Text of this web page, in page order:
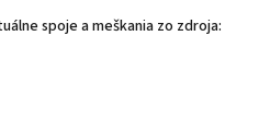
spoje a meškania zo zdroja: